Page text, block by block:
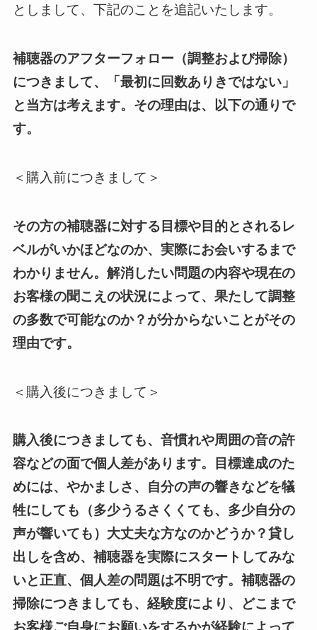
としまして、下記のことを追記いたします。
補聴器のアフターフォロー（調整および掃除）
につきまして、「最初に回数ありきではない」
と当方は考えます。その理由は、以下の通りで
す。
＜購入前につきまして＞
その方の補聴器に対する目標や目的とされるレ
ベルがいかほどなのか、実際にお会いするまで
わかりません。 解消したい問題の内容や現在の
お客様の聞こえの状況によって、果たして調整
の多数で可能なのか？が分からないことがその
理由です。
＜購入後につきまして＞
購入後につきましても、音慣れや周囲の音の許
容などの面で個人差があります。目標達成のた
めには、やかましさ、自分の声の響きなどを犠
牲にしても（多少うるさくくても、多少自分の
声が響いても）大丈夫な方なのかどうか？貸し
出しを含め、補聴器を実際にスタートしてみな
いと正直、個人差の問題は不明です。補聴器の
掃除につきましても、経験度により、どこまで